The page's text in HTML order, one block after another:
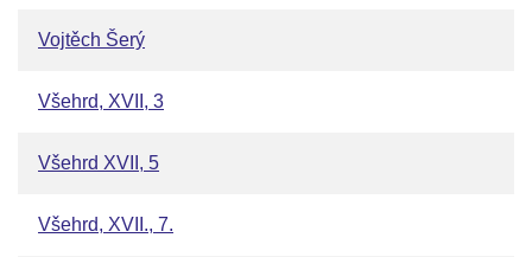
Vojtěch Šerý
Všehrd, XVII, 3
Všehrd XVII, 5
Všehrd, XVII., 7.